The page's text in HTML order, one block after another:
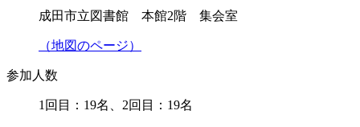
成田市立図書館 本館2階 集会室
（地図のページ）
参加人数
1回目：19名、2回目：19名